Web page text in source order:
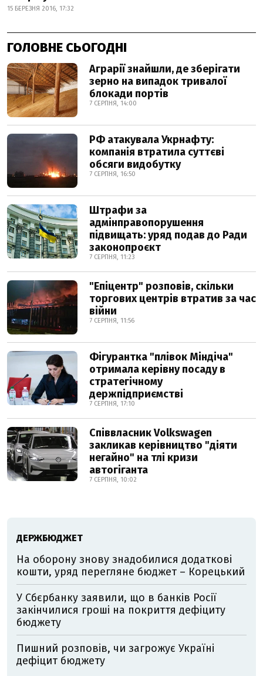
15 БЕРЕЗНЯ 2016, 17:32
ГОЛОВНЕ СЬОГОДНІ
Аграрії знайшли, де зберігати
зерно на випадок тривалої
блокади портів
7 СЕРПНЯ, 14:00
РФ атакувала Укрнафту:
компанія втратила суттєві
обсяги видобутку
7 СЕРПНЯ, 16:50
Штрафи за
адмінправопорушення
підвищать: уряд подав до Ради
законопроєкт
7 СЕРПНЯ, 11:23
"Епіцентр" розповів, скільки
торгових центрів втратив за час
війни
7 СЕРПНЯ, 11:56
Фігурантка "плівок Міндіча"
отримала керівну посаду в
стратегічному
держпідприємстві
7 СЕРПНЯ, 17:10
Співвласник Volkswagen
закликав керівництво "діяти
негайно" на тлі кризи
автогіганта
7 СЕРПНЯ, 10:02
ДЕРЖБЮДЖЕТ
На оборону знову знадобилися додаткові
кошти, уряд перегляне бюджет – Корецький
У Сбєрбанку заявили, що в банків Росії
закінчилися гроші на покриття дефіциту
бюджету
Пишний розповів, чи загрожує Україні
дефіцит бюджету